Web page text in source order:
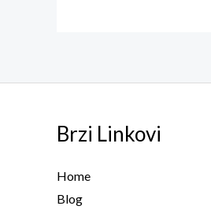
Brzi Linkovi
Home
Blog